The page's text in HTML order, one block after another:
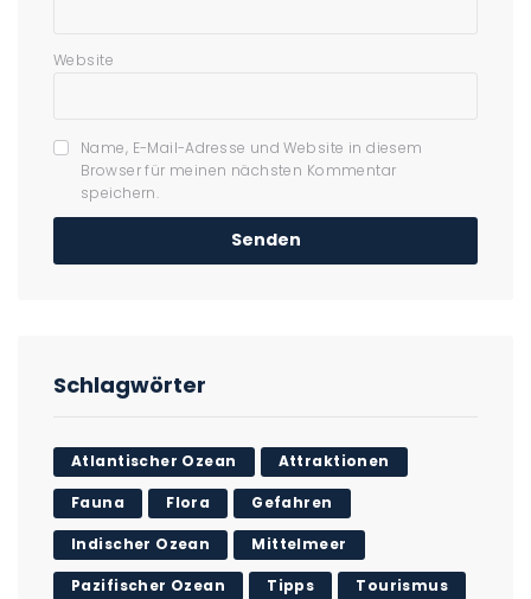
Website
Name, E-Mail-Adresse und Website in diesem
Browser für meinen nächsten Kommentar
speichern.
Schlagwörter
Atlantischer Ozean Attraktionen
Fauna Flora Gefahren
Indischer Ozean Mittelmeer
Pazifischer Ozean Tipps Tourismus